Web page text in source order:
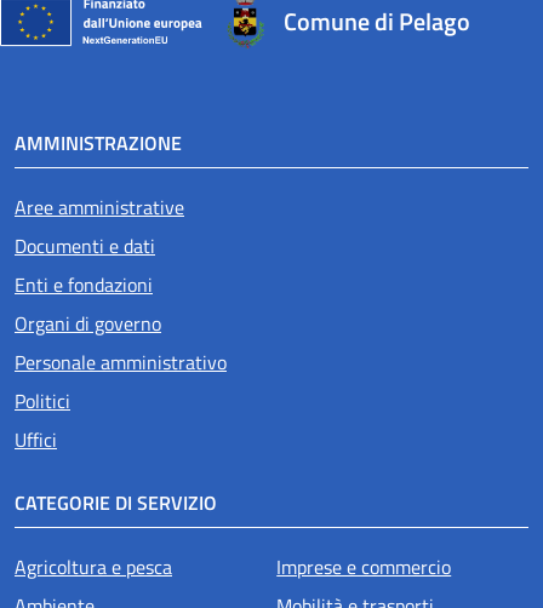
Comune di Pelago
AMMINISTRAZIONE
Aree amministrative
Documenti e dati
Enti e fondazioni
Organi di governo
Personale amministrativo
Politici
Uffici
CATEGORIE DI SERVIZIO
Agricoltura e pesca
Imprese e commercio